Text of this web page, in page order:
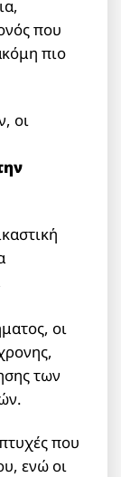
που
πιο
οι
οι
των
που
ενώ οι